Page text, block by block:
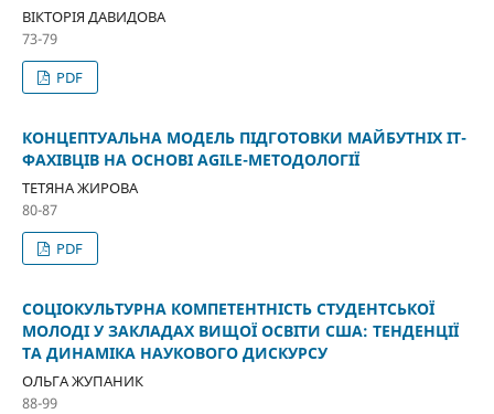
ВІКТОРІЯ ДАВИДОВА
73-79
PDF
КОНЦЕПТУАЛЬНА МОДЕЛЬ ПІДГОТОВКИ МАЙБУТНІХ ІТ-
ФАХІВЦІВ НА ОСНОВІ AGILE-МЕТОДОЛОГІЇ
ТЕТЯНА ЖИРОВА
80-87
PDF
СОЦІОКУЛЬТУРНА КОМПЕТЕНТНІСТЬ СТУДЕНТСЬКОЇ
МОЛОДІ У ЗАКЛАДАХ ВИЩОЇ ОСВІТИ США: ТЕНДЕНЦІЇ
ТА ДИНАМІКА НАУКОВОГО ДИСКУРСУ
ОЛЬГА ЖУПАНИК
88-99